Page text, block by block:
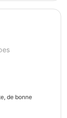
de bonne